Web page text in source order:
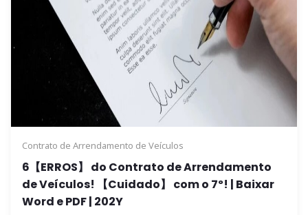
Contrato de Arrendamento de Veículos
6【ERROS】 do Contrato de Arrendamento
de Veículos! 【Cuidado】 com o 7º! | Baixar
Word e PDF | 202Y